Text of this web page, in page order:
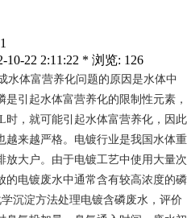
22 2:11:22 * 浏览: 126
水体富营养化问题的原因是水体中
引起水体富营养化的限制性元素，
时，就可能引起水体富营养化，因此
越来越严格。电镀行业是我国水体重
大户。由于电镀工艺中使用大量次
的电镀废水中通常含有较高浓度的磷
沉淀方法处理电镀含磷废水，评价